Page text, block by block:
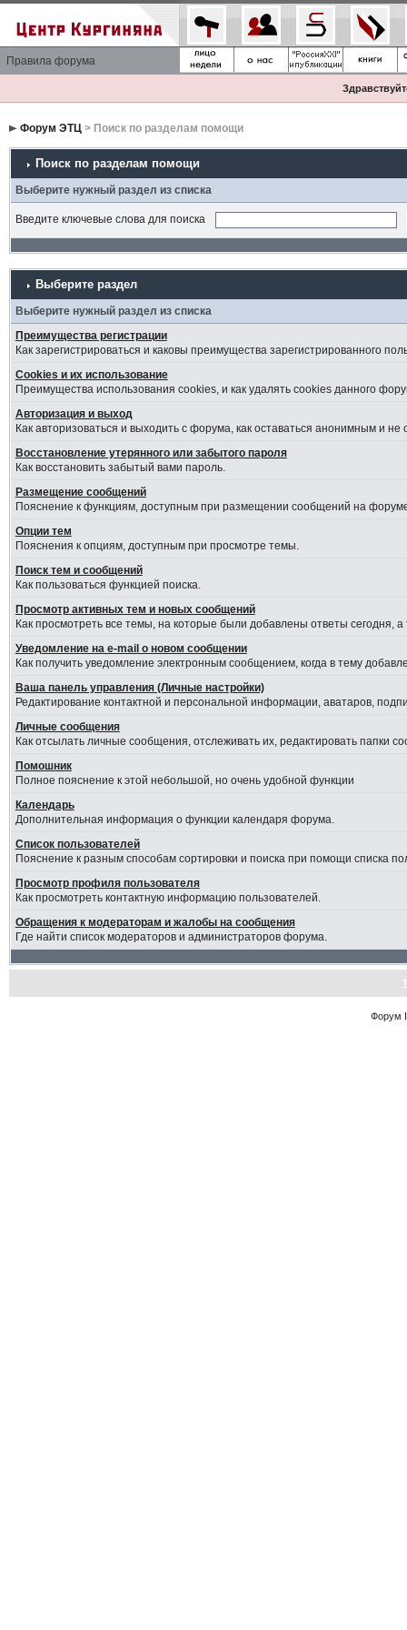
Правила форума
Форум ЭТЦ> Поиск по разделам помощи
Поиск по разделам помощи
Выберите нужный раздел из списка
Введите ключевые слова для поиска
Выберите раздел
Выберите нужный раздел из списка
Преимущества регистрации
Как зарегистрироваться и каковы преимущества зарегистрированного
Cookies и их использование
Преимущества использования cookies, и как удалять cookies данного
Авторизация и выход
Как авторизоваться и выходить с форума, как оставаться анонимным и
Восстановление утерянного или забытого пароля
Как восстановить забытый вами пароль.
Размещение сообщений
Пояснение к функциям, доступным при размещении сообщений на
Опции тем
Пояснения к опциям, доступным при просмотре темы.
Поиск тем и сообщений
Как пользоваться функцией поиска.
Просмотр активных тем и новых сообщений
Как просмотреть все темы, на которые были добавлены ответы сегодня,
Уведомление на е-mail о новом сообщении
Как получить уведомление электронным сообщением, когда в тему
Ваша панель управления (Личные настройки)
Редактирование контактной и персональной информации, аватаров,
Личные сообщения
Как отсылать личные сообщения, отслеживать их, редактировать папки
Помошник
Полное пояснение к этой небольшой, но очень удобной функции
Календарь
Дополнительная информация о функции календаря форума.
Список пользователей
Пояснение к разным способам сортировки и поиска при помощи списка
Просмотр профиля пользователя
Как просмотреть контактную информацию пользователей.
Обращения к модераторам и жалобы на сообщения
Где найти список модераторов и администраторов форума.
Форум